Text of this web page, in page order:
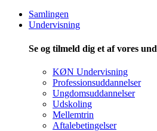
Samlingen
Undervisning
Se og tilmeld dig et af vores
KØN Undervisning
Professionsuddannelser
Ungdomsuddannelser
Udskoling
Mellemtrin
Aftalebetingelser